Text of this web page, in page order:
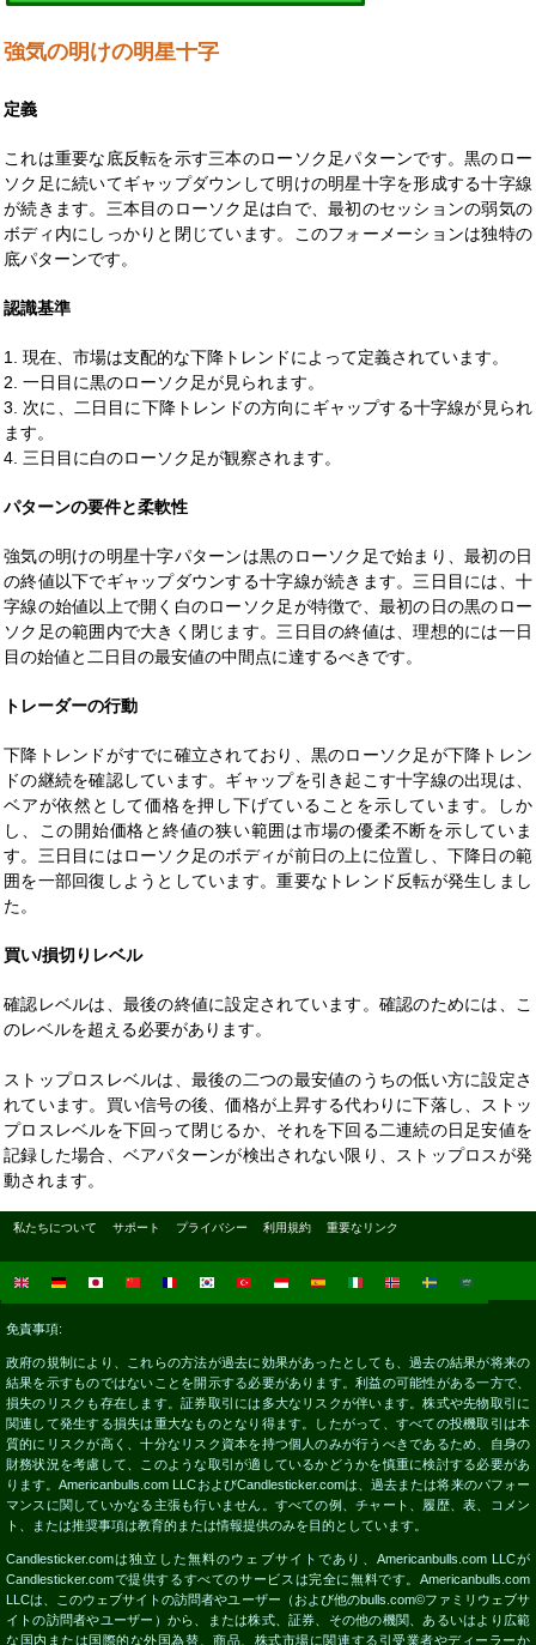
強気の明けの明星十字
定義
これは重要な底反転を示す三本のローソク足パターンです。黒のロー
ソク足に続いてギャップダウンして明けの明星十字を形成する十字線
が続きます。三本目のローソク足は白で、最初のセッションの弱気の
ボディ内にしっかりと閉じています。このフォーメーションは独特の
底パターンです。
認識基準
1. 現在、市場は支配的な下降トレンドによって定義されています。
2. 一日目に黒のローソク足が見られます。
3. 次に、二日目に下降トレンドの方向にギャップする十字線が見られ
ます。
4. 三日目に白のローソク足が観察されます。
パターンの要件と柔軟性
強気の明けの明星十字パターンは黒のローソク足で始まり、最初の日
の終値以下でギャップダウンする十字線が続きます。三日目には、十
字線の始値以上で開く白のローソク足が特徴で、最初の日の黒のロー
ソク足の範囲内で大きく閉じます。三日目の終値は、理想的には一日
目の始値と二日目の最安値の中間点に達するべきです。
トレーダーの行動
下降トレンドがすでに確立されており、黒のローソク足が下降トレン
ドの継続を確認しています。ギャップを引き起こす十字線の出現は、
ベアが依然として価格を押し下げていることを示しています。しか
し、この開始価格と終値の狭い範囲は市場の優柔不断を示していま
す。三日目にはローソク足のボディが前日の上に位置し、下降日の範
囲を一部回復しようとしています。重要なトレンド反転が発生しまし
た。
買い/損切りレベル
確認レベルは、最後の終値に設定されています。確認のためには、こ
のレベルを超える必要があります。
ストップロスレベルは、最後の二つの最安値のうちの低い方に設定さ
れています。買い信号の後、価格が上昇する代わりに下落し、ストッ
プロスレベルを下回って閉じるか、それを下回る二連続の日足安値を
記録した場合、ベアパターンが検出されない限り、ストップロスが発
動されます。
私たちについて サポート プライバシー 利用規約 重要なリンク
免責事項:
政府の規制により、これらの方法が過去に効果があったとしても、過去の結果が将来の
結果を示すものではないことを開示する必要があります。利益の可能性がある一方で、
損失のリスクも存在します。証券取引には多大なリスクが伴います。株式や先物取引に
関連して発生する損失は重大なものとなり得ます。したがって、すべての投機取引は本
質的にリスクが高く、十分なリスク資本を持つ個人のみが行うべきであるため、自身の
財務状況を考慮して、このような取引が適しているかどうかを慎重に検討する必要があ
ります。Americanbulls.com LLCおよびCandlesticker.comは、過去または将来のパフォー
マンスに関していかなる主張も行いません。すべての例、チャート、履歴、表、コメン
ト、または推奨事項は教育的または情報提供のみを目的としています。
Candlesticker.comは独立した無料のウェブサイトであり、Americanbulls.com LLCが
Candlesticker.comで提供するすべてのサービスは完全に無料です。Americanbulls.com
LLCは、このウェブサイトの訪問者やユーザー（および他のbulls.com©ファミリウェブサ
イトの訪問者やユーザー）から、または株式、証券、その他の機関、あるいはより広範
な国内または国際的な外国為替、商品、株式市場に関連する引受業者やディーラーか